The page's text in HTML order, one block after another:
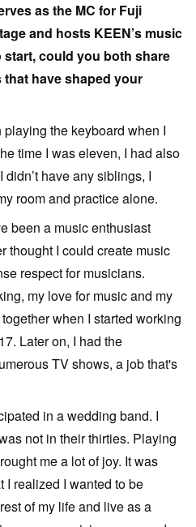
as the MC for Fuji
and hosts KEEN’s music
start, could you both share
have shaped your
playing the keyboard when I
time I was eleven, I had also
have any siblings, I
room and practice alone.
been a music enthusiast
thought I could create music
respect for musicians.
my love for music and my
when I started working
Later on, I had the
TV shows, a job that's
in a wedding band. I
not in their thirties. Playing
me a lot of joy. It was
I realized I wanted to be
of my life and live as a